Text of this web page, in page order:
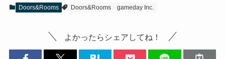
Doors&Rooms Doors&Rooms gameday Inc.
よかったらシェアしてね！